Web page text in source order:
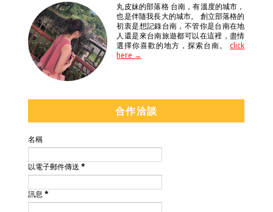
丸皮妹的部落格 台南，有溫度的城市，
也是伴隨我長大的城市。 創立部落格的
初衷是想記錄台南，不管你是台南在地
人還是來台南旅遊都可以在這裡，盡情
選擇你喜歡的地方，探索台南。 click
here →
合作洽談
名稱
以電子郵件傳送*
訊息*